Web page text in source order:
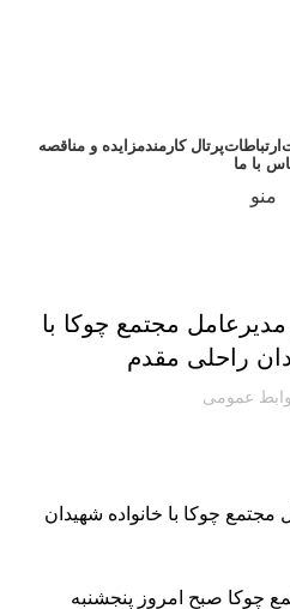
ارتباطاتپرتال کارمندمزایده و مناقصه
با ما
منو
مدیرعامل مجتمع چوکا با
راحلی مقدم
عمومی
مجتمع چوکا با خانواده شهیدان
چوکا صبح امروز پنجشنبه